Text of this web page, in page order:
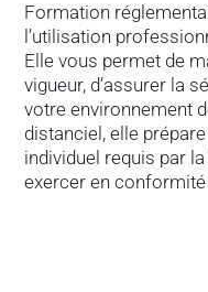
Formation
l’utilisation
Elle vous permet de
vigueur, d’assurer la
votre environnement
distanciel, elle
individuel requis par
exercer en